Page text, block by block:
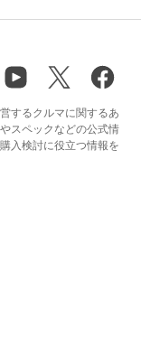
するクルマに関するあ
スペックなどの公式情
入検討に役立つ情報を